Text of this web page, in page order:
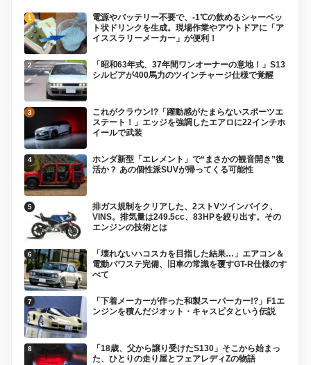
電源やバッテリー不要で、-1℃の飲めるシャーベッ
ト状ドリンクを生成。現場作業やアウトドアに「ア
イススラリーメーカー」が便利！
「昭和63年式、37年間ワンオーナーの意地！」S13
シルビアが400馬力のツインチャージ仕様で覚醒
これがクラウン!?「躍動感がたまらないスポーツエ
ステート！」エッジを強調したエアロに22インチホ
イールで武装
ホンダ新型「エレメント」で“まさかの観音開き”復
活か？ あの個性派SUVが帰ってくる可能性
排ガス規制をクリアした、2ストVツインバイク、
VINS。排気量は249.5cc、83HPを絞り出す。その
エンジンの技術とは
「壊れないハコスカを目指した結果…」エアコン＆
電動パワステ完備、旧車の常識を覆すGT-R仕様のす
べて
「下着メーカーが作った和製スーパーカー!?」F1エ
ンジンを積んだジオット・キャスピタという伝説
「18歳、父から譲り受けたS130」そこから始まっ
た、ひとりの走り屋とフェアレディZの物語